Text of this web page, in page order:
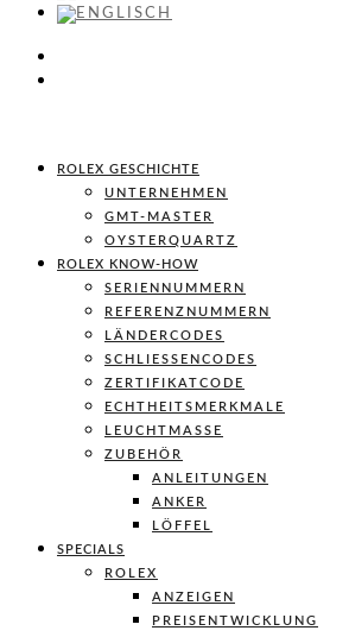
ROLEX GESCHICHTE
UNTERNEHMEN
GMT-MASTER
OYSTERQUARTZ
ROLEX KNOW-HOW
SERIENNUMMERN
REFERENZNUMMERN
LÄNDERCODES
SCHLIESSENCODES
ZERTIFIKATCODE
ECHTHEITSMERKMALE
LEUCHTMASSE
ZUBEHÖR
ANLEITUNGEN
ANKER
LÖFFEL
SPECIALS
ROLEX
ANZEIGEN
PREISENTWICKLUNG